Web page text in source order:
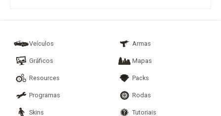
Veículos Armas
Gráficos Mapas
Resources Packs
Programas Rodas
Skins Tutoriais